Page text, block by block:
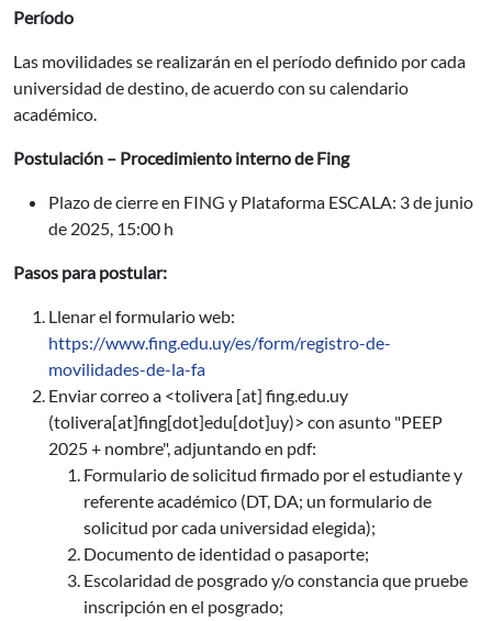
Período
Las movilidades se realizarán en el período definido por cada
universidad de destino, de acuerdo con su calendario
académico.
Postulación – Procedimiento interno de Fing
Plazo de cierre en FING y Plataforma ESCALA: 3 de junio
de 2025, 15:00 h
Pasos para postular:
Llenar el formulario web:
https://www.fing.edu.uy/es/form/registro-de-
movilidades-de-la-fa
Enviar correo a <tolivera [at] fing.edu.uy
(tolivera[at]fing[dot]edu[dot]uy)> con asunto "PEEP
2025 + nombre", adjuntando en pdf:
Formulario de solicitud firmado por el estudiante y
referente académico (DT, DA; un formulario de
solicitud por cada universidad elegida);
Documento de identidad o pasaporte;
Escolaridad de posgrado y/o constancia que pruebe
inscripción en el posgrado;